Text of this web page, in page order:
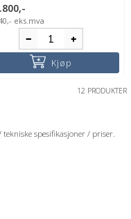
eks.mva
Kjøp
12 PRODUKTER
spesifikasjoner / priser.